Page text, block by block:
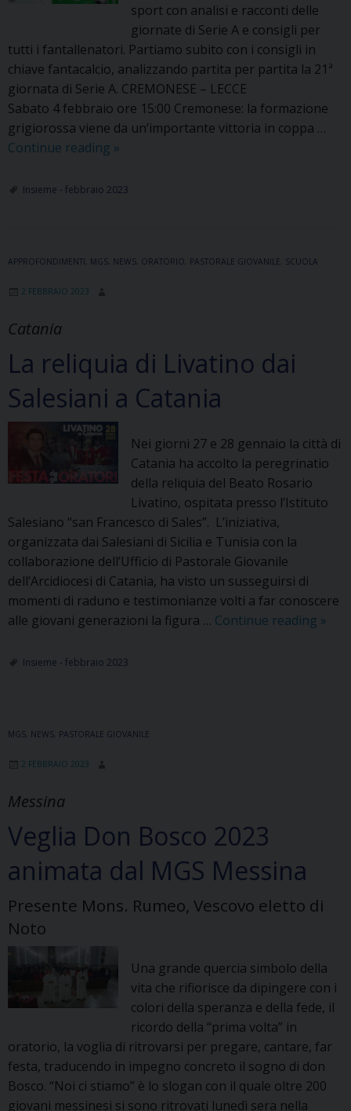
sport con analisi e racconti delle
giornate di Serie A e consigli per
tutti i fantallenatori. Partiamo subito con i consigli in
chiave fantacalcio, analizzando partita per partita la 21ª
giornata di Serie A. CREMONESE – LECCE
Sabato 4 febbraio ore 15:00 Cremonese: la formazione
grigiorossa viene da un’importante vittoria in coppa …
Continue reading Tra
e
Giornata
»
Insieme - febbraio 2023
APPROFONDIMENTI MGS NEWS ORATORIO PASTORALE GIOVANILE SCUOLA
2 FEBBRAIO 2023
Catania
La reliquia di Livatino dai
Salesiani a Catania
Nei giorni 27 e 28 gennaio la città di
Catania ha accolto la peregrinatio
della reliquia del Beato Rosario
Livatino, ospitata presso l’Istituto
Salesiano “san Francesco di Sales”. L’iniziativa,
organizzata dai Salesiani di Sicilia e Tunisia con la
collaborazione dell’Ufficio di Pastorale Giovanile
dell’Arcidiocesi di Catania, ha visto un susseguirsi di
momenti di raduno e testimonianze volti a far conoscere
alle giovani generazioni la figura … Continue reading La
»
Insieme - febbraio 2023
MGS NEWS PASTORALE GIOVANILE
2 FEBBRAIO 2023
Messina
Veglia Don Bosco 2023
animata dal MGS Messina
Presente Mons. Rumeo, Vescovo eletto di
Noto
Una grande quercia simbolo della
vita che rifiorisce da dipingere con i
colori della speranza e della fede, il
ricordo della “prima volta” in
oratorio, la voglia di ritrovarsi per pregare, cantare, far
festa, traducendo in impegno concreto il sogno di don
Bosco. “Noi ci stiamo” è lo slogan con il quale oltre 200
giovani messinesi si sono ritrovati lunedì sera nella